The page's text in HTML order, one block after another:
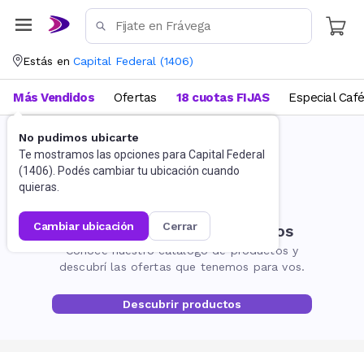
Estás en Capital Federal (1406)
No pudimos ubicarte
Te mostramos las opciones para Capital Federal
(1406). Podés cambiar tu ubicación cuando
quieras.
cambiar ubicación cerrar
Más Vendidos Ofertas 18 cuotas FIJAS Especial Café
No encontramos resultados
Conocé nuestro catálogo de productos y
descubrí las ofertas que tenemos para vos.
Descubrir productos